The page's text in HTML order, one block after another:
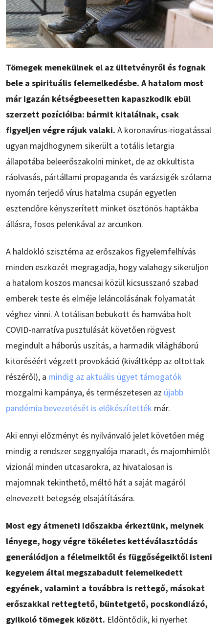
Tömegek menekülnek el az ültetvényről és fognak
bele a spirituális felemelkedésbe. A hatalom most
már igazán kétségbeesetten kapaszkodik ebül
szerzett pozícióiba: bármit kitalálnak, csak
figyeljen végre rájuk valaki. A koronavírus-riogatással
ugyan majdhogynem sikerült a totális letargia
állapotába beleerőszakolni minket, de az okkultista
ráolvasás, pártállami propaganda és varázsigék szólama
nyomán terjedő vírus hatalma csupán egyetlen
esztendőre kényszerített minket ösztönös haptákba
állásra, fosos pelenkával az arcunkon.
A haldokló szisztéma az erőszakos figyelemfelhívás
minden eszközét megragadja, hogy valahogy sikerüljön
a hatalom koszos mancsai közül kicsusszanó szabad
emberek teste és elméje leláncolásának folyamatát
véghez vinni. A totálisan bebukott és hamvába holt
COVID-narratíva pusztulását követően rögvest
megindult a háborús uszítás, a harmadik világháború
kitöréséért végzett provokáció (kiváltképp az oltottak
részéről), a mindig az aktuális ügyet támogatók
mozgalmi kampánya, és természetesen az újabb
pandémia bevezetését is előkészítették már.
Aki ennyi előzményt és nyilvánvaló jelet követően még
mindig a rendszer seggnyalója maradt, és majomhimlőt
vizionál minden utcasarokra, az hivatalosan is
majomnak tekinthető, méltó hát a saját magáról
elnevezett betegség elsajátítására.
Most egy átmeneti időszakba érkeztünk, melynek
lényege, hogy végre tökéletes kettéválasztódás
generálódjon a félelmeiktől és függőségeiktől isteni
kegyelem által megszabadult felemelkedett
egyének, valamint a továbbra is rettegő, másokat
erőszakkal rettegtető, büntetgető, pocskondiázó,
gyilkoló tömegek között. Eldöntődik, ki nyerhet